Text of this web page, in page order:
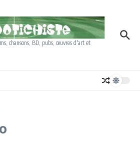
chansons, BD, pubs, œuvres d'art et